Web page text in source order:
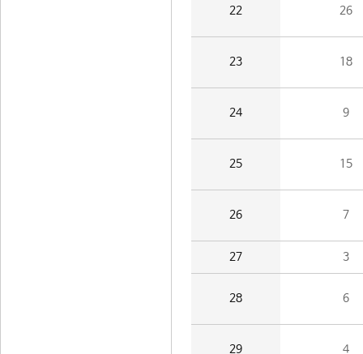
22 26
23 18
24 9
25 15
26 7
27 3
28 6
29 4